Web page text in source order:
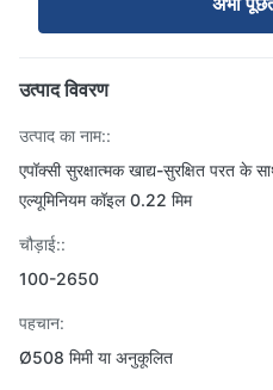
उत्पाद विवरण
उत्पाद का नाम::
एपॉक्सी सुरक्षात्मक खाद्य-सुरक्षित परत
एल्यूमिनियम कॉइल 0.22 मिम
चौड़ाई::
100-2650
पहचान:
Ø508 मिमी या अनुकूलित